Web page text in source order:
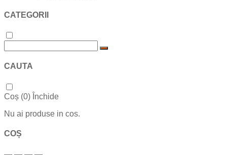
CATEGORII
CAUTA
Coș (0) Închide
Nu ai produse in cos.
COȘ